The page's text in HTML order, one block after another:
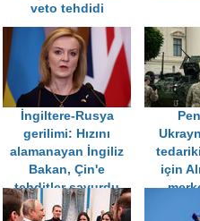
veto tehdidi
İngiltere-Rusya
gerilimi: Hızını
alamanayan İngiliz
Bakan, Çin'e
tehditler savurdu
için